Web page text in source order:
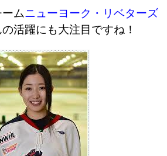
ムニューヨーク・リベターズ
の活躍にも大注目ですね！